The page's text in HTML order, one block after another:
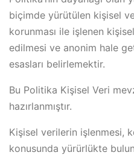
biçimde yürütülen kişisel
korunması ile işlenen
edilmesi ve anonim hale
esasları belirlemektir.
Bu Politika Kişisel Veri
hazırlanmıştır.
Kişisel verilerin işlenmesi,
konusunda yürürlükte